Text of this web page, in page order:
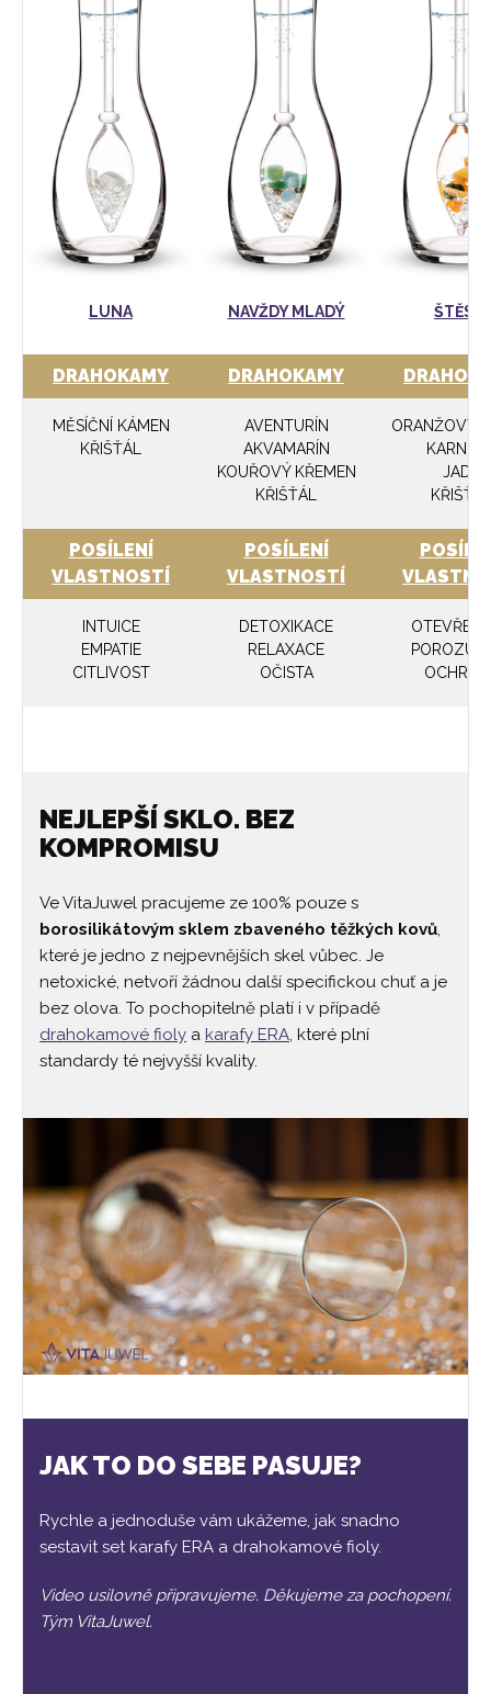
LUNA NAVŽDY MLADÝ ŠTĚSTÍ
DRAHOKAMY
MĚSÍČNÍ KÁMEN
KŘIŠŤÁL
DRAHOKAMY
AVENTURÍN
AKVAMARÍN
KOUŘOVÝ KŘEMEN
KŘIŠŤÁL
ORANŽOVÝ
JADE
KŘIŠŤÁL
POSÍLENÍ
VLASTNOSTÍ
INTUICE
EMPATIE
CITLIVOST
POSÍLENÍ
VLASTNOSTÍ
DETOXIKACE
RELAXACE
OČISTA
NEJLEPŠÍ SKLO. BEZ
KOMPROMISU
Ve VitaJuwel pracujeme ze 100% pouze s
borosilikátovým sklem zbaveného těžkých kovů,
které je jedno z nejpevnějších skel vůbec. Je
netoxické, netvoří žádnou další specifickou chuť a je
bez olova. To pochopitelně platí i v případě
drahokamové fioly a karafy ERA, které plní
standardy té nejvyšší kvality.
JAK TO DO SEBE PASUJE?
Rychle a jednoduše vám ukážeme, jak snadno
sestavit set karafy ERA a drahokamové fioly.
Video usilovně připravujeme. Děkujeme za pochopení.
Tým VitaJuwel.